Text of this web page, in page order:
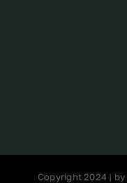
Copyright 2024 | by